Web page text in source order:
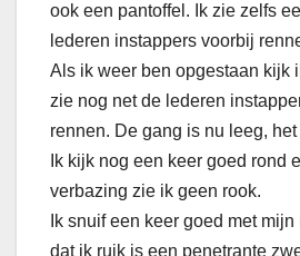
ook een pantoffel. Ik zie zelfs
lederen instappers voorbij
Als ik weer ben opgestaan kijk
zie nog net de lederen
rennen. De gang is nu leeg,
Ik kijk nog een keer goed rond
verbazing zie ik geen rook.
Ik snuif een keer goed met
dat ik ruik is een penetrante